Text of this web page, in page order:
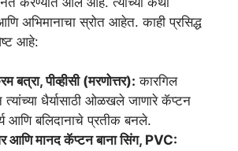
आणि अभिमानाचा स्रोत आहेत. काही प्रसिद्ध
आहे:
बत्रा, पीव्हीसी (मरणोत्तर): कारगिल
त्यांच्या धैर्यासाठी ओळखले जाणारे कॅप्टन
आणि बलिदानाचे प्रतीक बनले.
आणि मानद कॅप्टन बाना सिंग, PVC: